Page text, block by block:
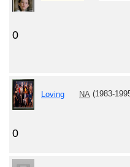
0
Loving NA (1983-
0